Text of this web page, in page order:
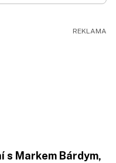
s Markem Bárdym,